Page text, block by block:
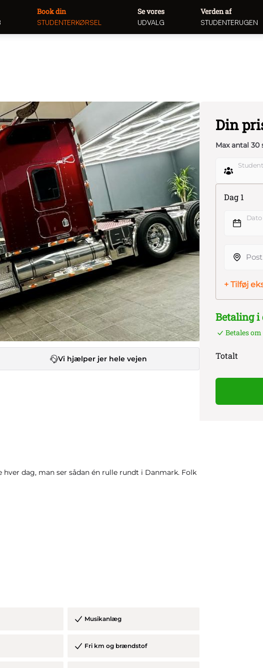
Book din
STUDENTERKØRSEL
Se vores
UDVALG
Verden af
STUDENTERUGEN
Vi hjælper jer hele vejen
dag, man ser sådan én rulle rundt i Danmark. Folk
Musikanlæg
Fri km og brændstof
Din
Max antal 30
Dag 1
Dato
+ Tilføj
Betaling i
Betales om
Totalt